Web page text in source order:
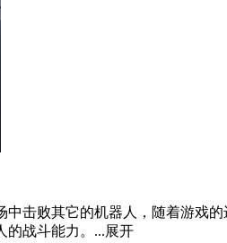
击败其它的机器人，随着游戏
的战斗能力。...展开